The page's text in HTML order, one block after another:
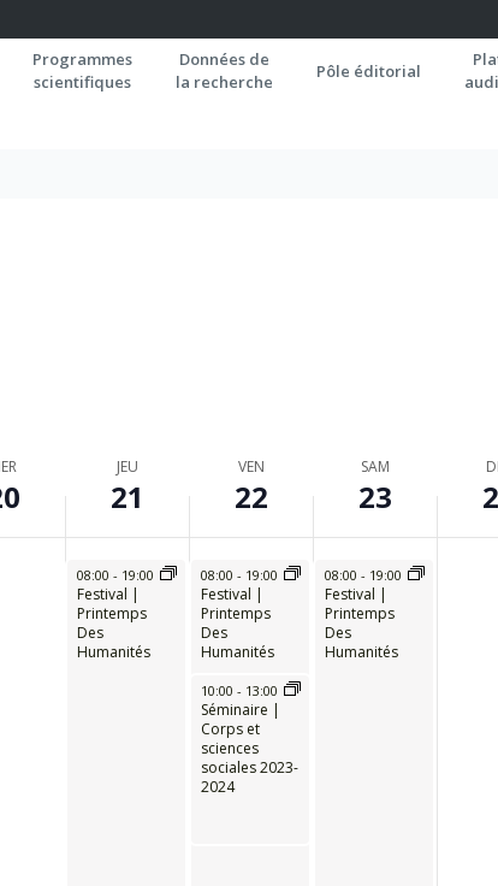
Programmes
scientifiques
Données de
la recherche
Pôle éditorial
JEU
21
VEN
22
SAM
23
08:00 - 19:00
Festival |
Printemps
Des
Humanités
08:00 - 19:00
Festival |
Printemps
Des
Humanités
10:00 - 13:00
Séminaire |
Corps et
sciences
sociales 2023-
2024
08:00 - 19:00
Festival |
Printemps
Des
Humanités